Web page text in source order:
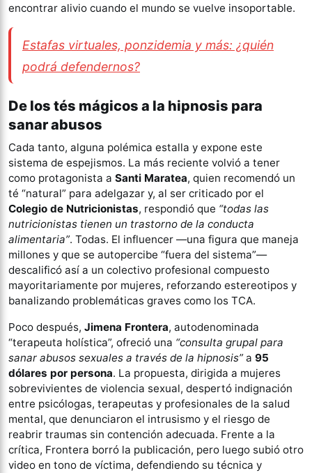
encontrar alivio cuando el mundo se vuelve insoportable.
Estafas virtuales, ponzidemia y más: ¿quién
podrá defendernos?
De los tés mágicos a la hipnosis para
sanar abusos
Cada tanto, alguna polémica estalla y expone este
sistema de espejismos. La más reciente volvió a tener
como protagonista a Santi Maratea, quien recomendó un
té “natural” para adelgazar y, al ser criticado por el
Colegio de Nutricionistas, respondió que “todas las
nutricionistas tienen un trastorno de la conducta
alimentaria”. Todas. El influencer —una figura que maneja
millones y que se autopercibe “fuera del sistema”—
descalificó así a un colectivo profesional compuesto
mayoritariamente por mujeres, reforzando estereotipos y
banalizando problemáticas graves como los TCA.
Poco después, Jimena Frontera, autodenominada
“terapeuta holística”, ofreció una “consulta grupal para
sanar abusos sexuales a través de la hipnosis” a 95
dólares por persona. La propuesta, dirigida a mujeres
sobrevivientes de violencia sexual, despertó indignación
entre psicólogas, terapeutas y profesionales de la salud
mental, que denunciaron el intrusismo y el riesgo de
reabrir traumas sin contención adecuada. Frente a la
crítica, Frontera borró la publicación, pero luego subió otro
video en tono de víctima, defendiendo su técnica y